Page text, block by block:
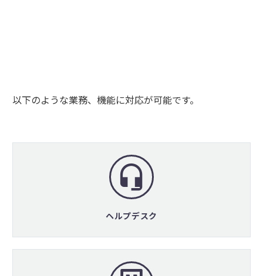
以下のような業務、機能に対応が可能です。
ヘルプデスク